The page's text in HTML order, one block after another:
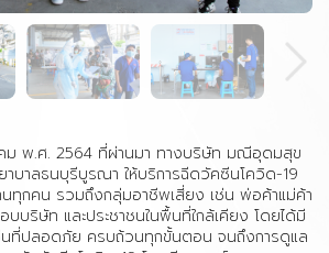
ม พ.ศ. 2564 ที่ผ่านมา ทางบริษัท มณีอุดมสุข
บาลธนบุรีบูรณา ให้บริการฉีดวัคซีนโควิด-19
ทุกคน รวมถึงกลุ่มอาชีพเสี่ยง เช่น พ่อค้าแม่ค้า
บบริษัท และประชาชนในพื้นที่ใกล้เคียง โดยได้มี
นที่ปลอดภัย ครบถ้วนทุกขั้นตอน จนถึงการดูแล